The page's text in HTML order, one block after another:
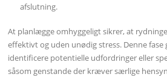
afslutning.
At planlægge omhyggeligt sikrer, at
effektivt og uden unødig stress. Denne
identificere potentielle udfordringer eller
såsom genstande der kræver særlige